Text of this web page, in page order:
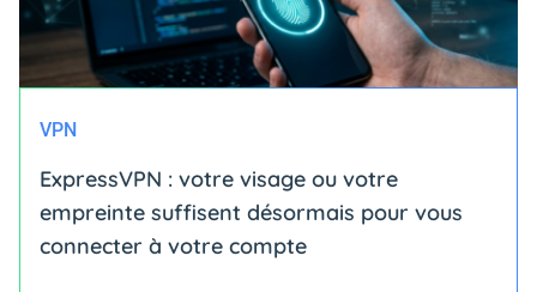
VPN
ExpressVPN : votre visage ou votre
empreinte suffisent désormais pour vous
connecter à votre compte